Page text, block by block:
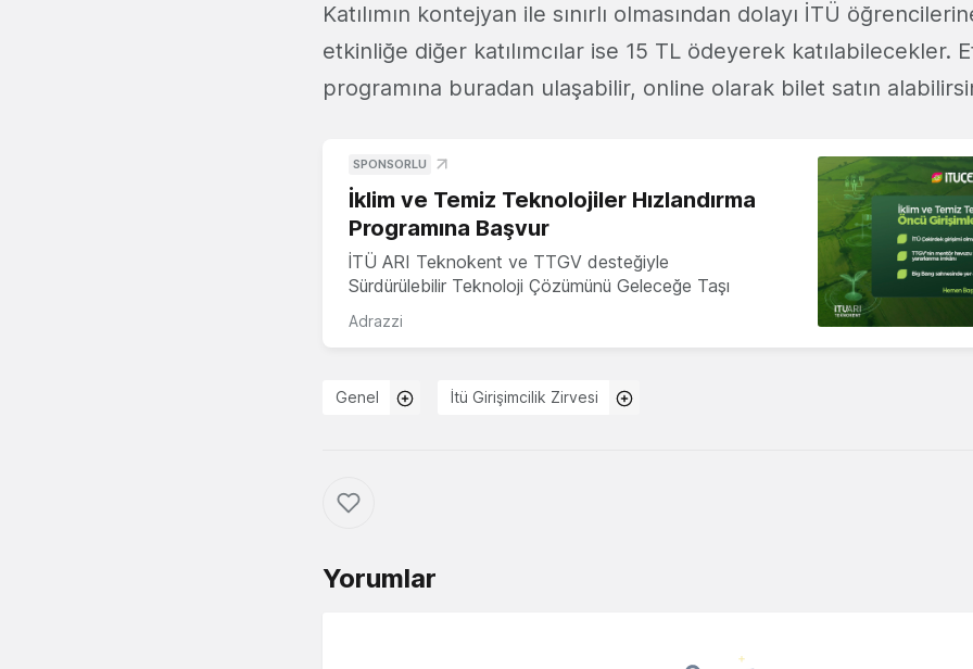
Katılımın kontejyan ile sınırlı olmasından dolayı İTÜ
etkinliğe diğer katılımcılar ise 15 TL ödeyerek katılabilecekler.
programına buradan ulaşabilir, online olarak bilet satın
SPONSORLU
İklim ve Temiz Teknolojiler Hızlandırma
Programına Başvur
İTÜ ARI Teknokent ve TTGV desteğiyle
Sürdürülebilir Teknoloji Çözümünü Geleceğe Taşı
Adrazzi
Genel İtü Girişimcilik Zirvesi
Yorumlar